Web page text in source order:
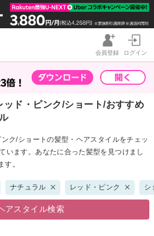
会員登録 ログイン
ド・ピンク/ショート/おすすめ
ク/ショートの髪型・ヘアスタイルをチェッ
います。あなたに合った髪型を見つけまし
す。
ナチュラル レッド・ピンク シ
アスタイル検索